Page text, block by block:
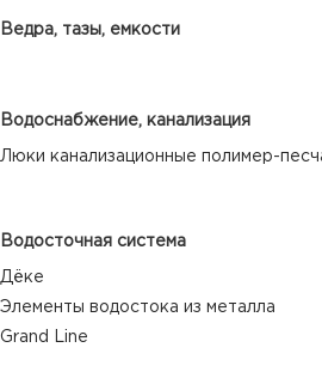
Ведра, тазы, емкости
Водоснабжение, канализация
Люки канализационные полимер-
Водосточная система
Дёке
Элементы водостока из металла
Grand Line